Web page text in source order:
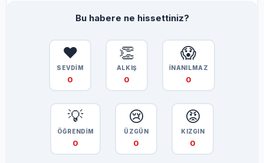
Bu habere ne hissettiniz?
❤️
SEVDİM
0
👏
ALKIŞ
0
😱
İNANILMAZ
0
💡
ÖĞRENDİM
0
😢
ÜZGÜN
0
😡
KIZGIN
0